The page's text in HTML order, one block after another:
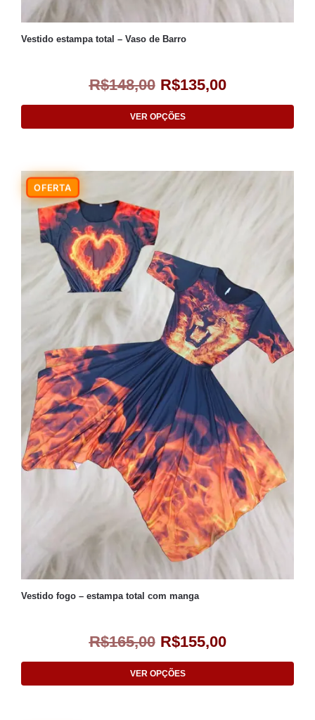
Vestido estampa total – Vaso de Barro
R$148,00 R$135,00
VER OPÇÕES
-6%
Vestido fogo – estampa total com manga
R$165,00 R$155,00
VER OPÇÕES